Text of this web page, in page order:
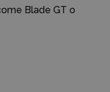
Blade GT o